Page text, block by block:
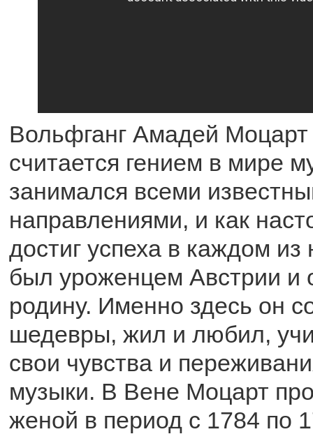
Вольфганг Амадей Моцарт
считается гением в мире
занимался всеми
направлениями, и как
достиг успеха в каждом
был уроженцем Австрии и
родину. Именно здесь он
шедевры, жил и любил,
свои чувства и
музыки. В Вене Моцарт
женой в период с 1784 по